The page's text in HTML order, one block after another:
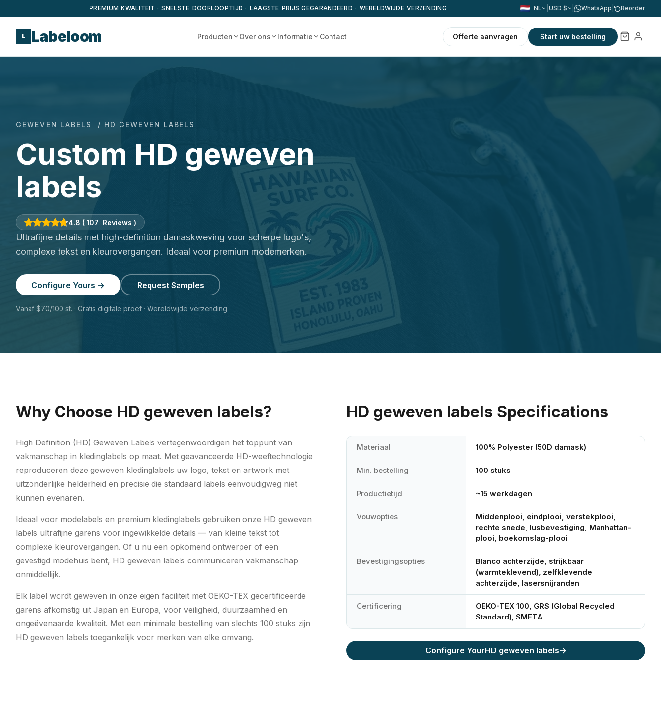
PREMIUM KWALITEIT · SNELSTE DOORLOOPTIJD · LAAGSTE PRIJS GEGARANDEERD · WERELDWIJDE VERZENDING NL USD $ WhatsApp Reorder
L Labeloom Producten Over ons Informatie Contact Offerte aanvragen Start uw bestelling
GEWEVEN LABELS / HD GEWEVEN LABELS
Custom HD geweven
labels
4.8 ( 107 Reviews )
Ultrafijne details met high-definition damaskweving voor scherpe logo's,
complexe tekst en kleurovergangen. Ideaal voor premium modemerken.
Configure Yours → Request Samples
Vanaf $70/100 st. · Gratis digitale proef · Wereldwijde verzending
Why Choose HD geweven labels?
High Definition (HD) Geweven Labels vertegenwoordigen het toppunt van
vakmanschap in kledinglabels op maat. Met geavanceerde HD-weeftechnologie
reproduceren deze geweven kledinglabels uw logo, tekst en artwork met
uitzonderlijke helderheid en precisie die standaard labels eenvoudigweg niet
kunnen evenaren.
Ideaal voor modelabels en premium kledinglabels gebruiken onze HD geweven
labels ultrafijne garens voor ingewikkelde details — van kleine tekst tot
complexe kleurovergangen. Of u nu een opkomend ontwerper of een
gevestigd modehuis bent, HD geweven labels communiceren vakmanschap
onmiddellijk.
Elk label wordt geweven in onze eigen faciliteit met OEKO-TEX gecertificeerde
garens afkomstig uit Japan en Europa, voor veiligheid, duurzaamheid en
ongeëvenaarde kwaliteit. Met een minimale bestelling van slechts 100 stuks zijn
HD geweven labels toegankelijk voor merken van elke omvang.
HD geweven labels Specifications
Materiaal 100% Polyester (50D damask)
Min. bestelling 100 stuks
Productietijd ~15 werkdagen
Vouwopties
Middenplooi, eindplooi, verstekplooi,
rechte snede, lusbevestiging, Manhattan-
plooi, boekomslag-plooi
Bevestigingsopties
Blanco achterzijde, strijkbaar
(warmteklevend), zelfklevende
achterzijde, lasersnijranden
Certificering
OEKO-TEX 100, GRS (Global Recycled
Standard), SMETA
Configure YourHD geweven labels→